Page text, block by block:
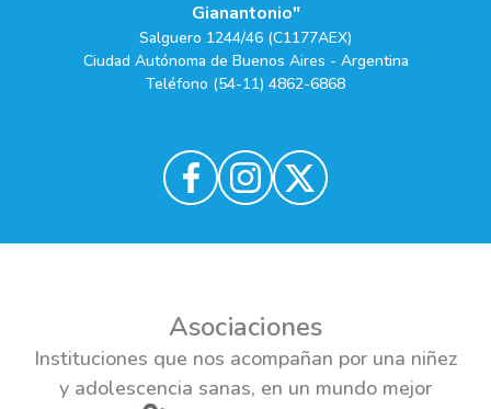
Gianantonio"
Salguero 1244/46 (C1177AEX)
Ciudad Autónoma de Buenos Aires - Argentina
Teléfono (54-11) 4862-6868
Asociaciones
Instituciones que nos acompañan por una niñez
y adolescencia sanas, en un mundo mejor